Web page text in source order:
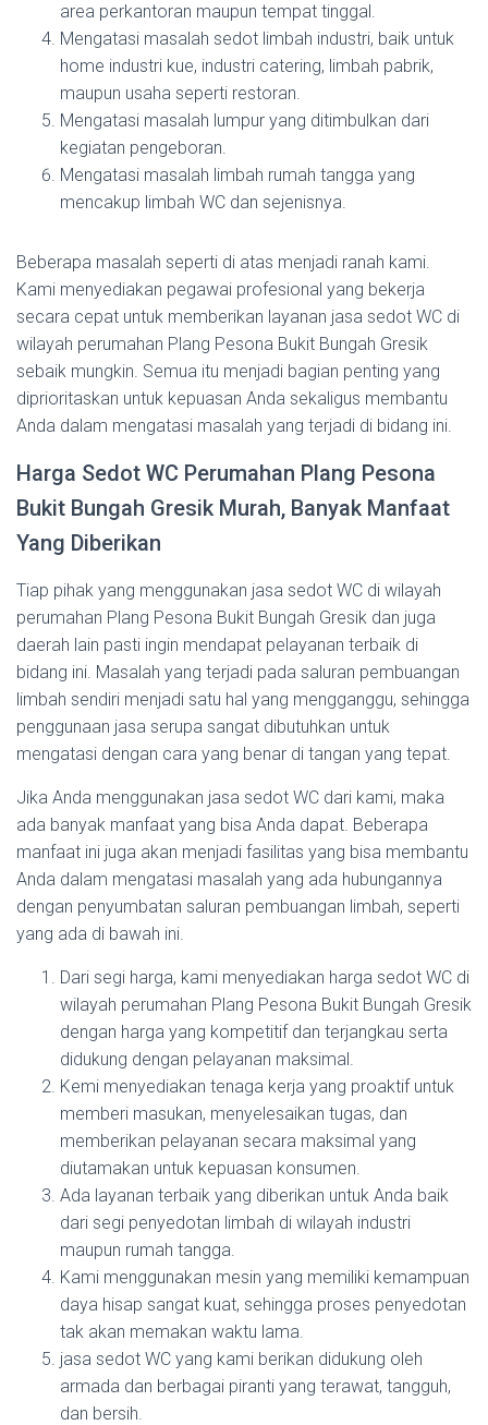
area perkantoran maupun tempat tinggal.
Mengatasi masalah sedot limbah industri, baik untuk
home industri kue, industri catering, limbah pabrik,
maupun usaha seperti restoran.
Mengatasi masalah lumpur yang ditimbulkan dari
kegiatan pengeboran.
Mengatasi masalah limbah rumah tangga yang
mencakup limbah WC dan sejenisnya.
Beberapa masalah seperti di atas menjadi ranah kami.
Kami menyediakan pegawai profesional yang bekerja
secara cepat untuk memberikan layanan jasa sedot WC di
wilayah perumahan Plang Pesona Bukit Bungah Gresik
sebaik mungkin. Semua itu menjadi bagian penting yang
diprioritaskan untuk kepuasan Anda sekaligus membantu
Anda dalam mengatasi masalah yang terjadi di bidang ini.
Harga Sedot WC Perumahan Plang Pesona
Bukit Bungah Gresik Murah, Banyak Manfaat
Yang Diberikan
Tiap pihak yang menggunakan jasa sedot WC di wilayah
perumahan Plang Pesona Bukit Bungah Gresik dan juga
daerah lain pasti ingin mendapat pelayanan terbaik di
bidang ini. Masalah yang terjadi pada saluran pembuangan
limbah sendiri menjadi satu hal yang mengganggu, sehingga
penggunaan jasa serupa sangat dibutuhkan untuk
mengatasi dengan cara yang benar di tangan yang tepat.
Jika Anda menggunakan jasa sedot WC dari kami, maka
ada banyak manfaat yang bisa Anda dapat. Beberapa
manfaat ini juga akan menjadi fasilitas yang bisa membantu
Anda dalam mengatasi masalah yang ada hubungannya
dengan penyumbatan saluran pembuangan limbah, seperti
yang ada di bawah ini.
Dari segi harga, kami menyediakan harga sedot WC di
wilayah perumahan Plang Pesona Bukit Bungah Gresik
dengan harga yang kompetitif dan terjangkau serta
didukung dengan pelayanan maksimal.
Kemi menyediakan tenaga kerja yang proaktif untuk
memberi masukan, menyelesaikan tugas, dan
memberikan pelayanan secara maksimal yang
diutamakan untuk kepuasan konsumen.
Ada layanan terbaik yang diberikan untuk Anda baik
dari segi penyedotan limbah di wilayah industri
maupun rumah tangga.
Kami menggunakan mesin yang memiliki kemampuan
daya hisap sangat kuat, sehingga proses penyedotan
tak akan memakan waktu lama.
jasa sedot WC yang kami berikan didukung oleh
armada dan berbagai piranti yang terawat, tangguh,
dan bersih.